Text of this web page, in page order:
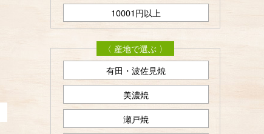
10001円以上
〈 産地で選ぶ 〉
有田・波佐見焼
美濃焼
瀬戸焼